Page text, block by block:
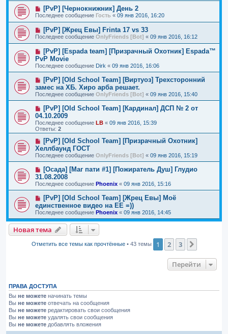
[PvP] [Чернокнижник] День 2
Последнее сообщение Гость « 09 янв 2016, 16:20
[PvP] [Жрец Евы] Frinta 17 vs 33
Последнее сообщение OnlyFriends [Bot] « 09 янв 2016, 16:12
[PvP] [Espada team] [Призрачный Охотник] Espada™
PvP Movie
Последнее сообщение Dirk « 09 янв 2016, 16:06
[PvP] [Old School Team] [Виртуоз] Трехсторонний
замес на ХБ. Хиро арба решает.
Последнее сообщение OnlyFriends [Bot] « 09 янв 2016, 15:40
[PvP] [Old School Team] [Кардинал] ДСП № 2 от
04.10.2009
Последнее сообщение LB « 09 янв 2016, 15:39
Ответы: 2
[PvP] [Old School Team] [Призрачный Охотник]
Хеллбаунд ГОСТ
Последнее сообщение OnlyFriends [Bot] « 09 янв 2016, 15:19
[Осада] [Маг пати #1] [Пожиратель Душ] Глудио
31.08.2008
Последнее сообщение Phoenix « 09 янв 2016, 15:16
[PvP] [Old School Team] [Жрец Евы] Моё
единственное видео на ЕЕ =))
Последнее сообщение Phoenix « 09 янв 2016, 14:45
Новая тема
Отметить все темы как прочтённые• 43 темы 1 2 3
Перейти
ПРАВА ДОСТУПА
Вы не можете начинать темы
Вы не можете отвечать на сообщения
Вы не можете редактировать свои сообщения
Вы не можете удалять свои сообщения
Вы не можете добавлять вложения